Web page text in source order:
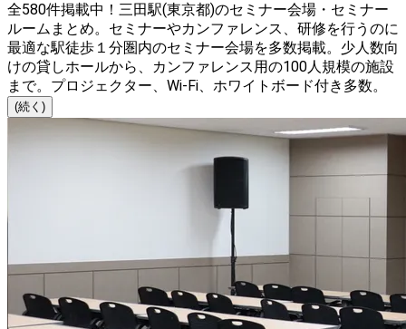
全580件掲載中！三田駅(東京都)のセミナー会場・セミナー
ルームまとめ。セミナーやカンファレンス、研修を行うのに
最適な駅徒歩１分圏内のセミナー会場を多数掲載。少人数向
けの貸しホールから、カンファレンス用の100人規模の施設
まで。プロジェクター、Wi-Fi、ホワイトボード付き多数。
(続く)